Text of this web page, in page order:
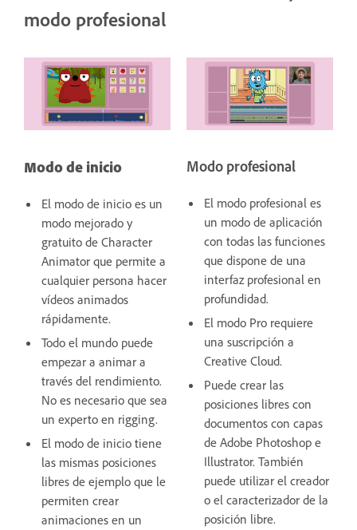
modo profesional
Modo de inicio
El modo de inicio es un
modo mejorado y
gratuito de Character
Animator que permite a
cualquier persona hacer
vídeos animados
rápidamente.
Todo el mundo puede
empezar a animar a
través del rendimiento.
No es necesario que sea
un experto en rigging.
El modo de inicio tiene
las mismas posiciones
libres de ejemplo que le
permiten crear
animaciones en un
Modo profesional
El modo profesional es
un modo de aplicación
con todas las funciones
que dispone de una
interfaz profesional en
profundidad.
El modo Pro requiere
una suscripción a
Creative Cloud.
Puede crear las
posiciones libres con
documentos con capas
de Adobe Photoshop e
Illustrator. También
puede utilizar el creador
o el caracterizador de la
posición libre.